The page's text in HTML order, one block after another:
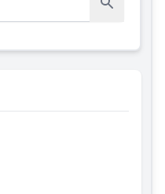
Rechercher